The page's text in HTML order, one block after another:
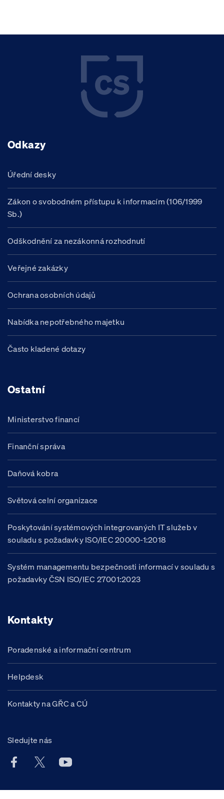
Odkazy
Úřední desky
Zákon o svobodném přístupu k informacím (106/1999
Sb.)
Odškodnění za nezákonná rozhodnutí
Veřejné zakázky
Ochrana osobních údajů
Nabídka nepotřebného majetku
Často kladené dotazy
Ostatní
Ministerstvo financí
Finanční správa
Daňová kobra
Světová celní organizace
Poskytování systémových integrovaných IT služeb v
souladu s požadavky ISO/IEC 20000-1:2018
Systém managementu bezpečnosti informací v souladu s
požadavky ČSN ISO/IEC 27001:2023
Kontakty
Poradenské a informační centrum
Helpdesk
Kontakty na GŘC a CÚ
Sledujte nás
Facebook účet Celní správy ČR
X účet Celní správy ČR
Youtube účet Celní správy ČR